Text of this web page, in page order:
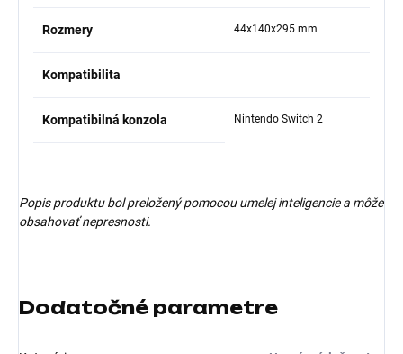
Rozmery 44x140x295 mm
Kompatibilita
Kompatibilná konzola Nintendo Switch 2
Popis produktu bol preložený pomocou umelej inteligencie a môže
obsahovať nepresnosti.
Dodatočné parametre